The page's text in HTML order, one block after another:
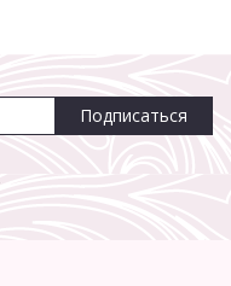
Подписаться